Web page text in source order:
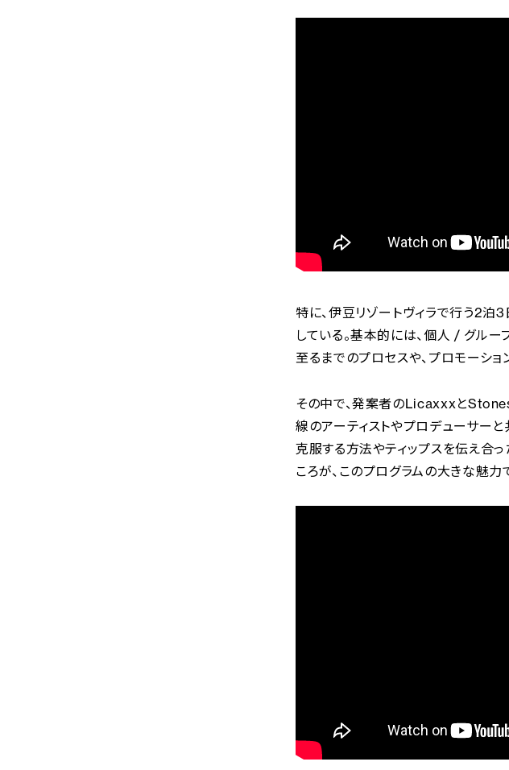
特に、伊豆リゾートヴィラで行う2泊3
している。基本的には、個人 / グルー
至るまでのプロセスや、プロモーショ
その中で、発案者のLicaxxxと
線のアーティストやプロデューサー
克服する方法やティップスを伝え合
ころが、このプログラムの大きな魅力